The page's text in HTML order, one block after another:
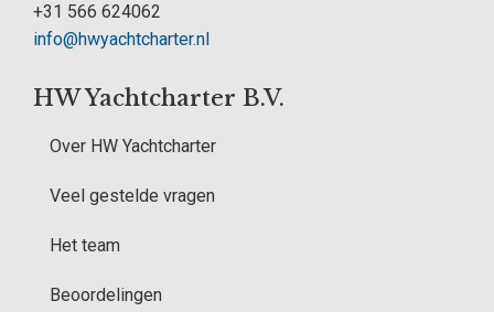
+31 566 624062
info@hwyachtcharter.nl
HW Yachtcharter B.V.
Over HW Yachtcharter
Veel gestelde vragen
Het team
Beoordelingen